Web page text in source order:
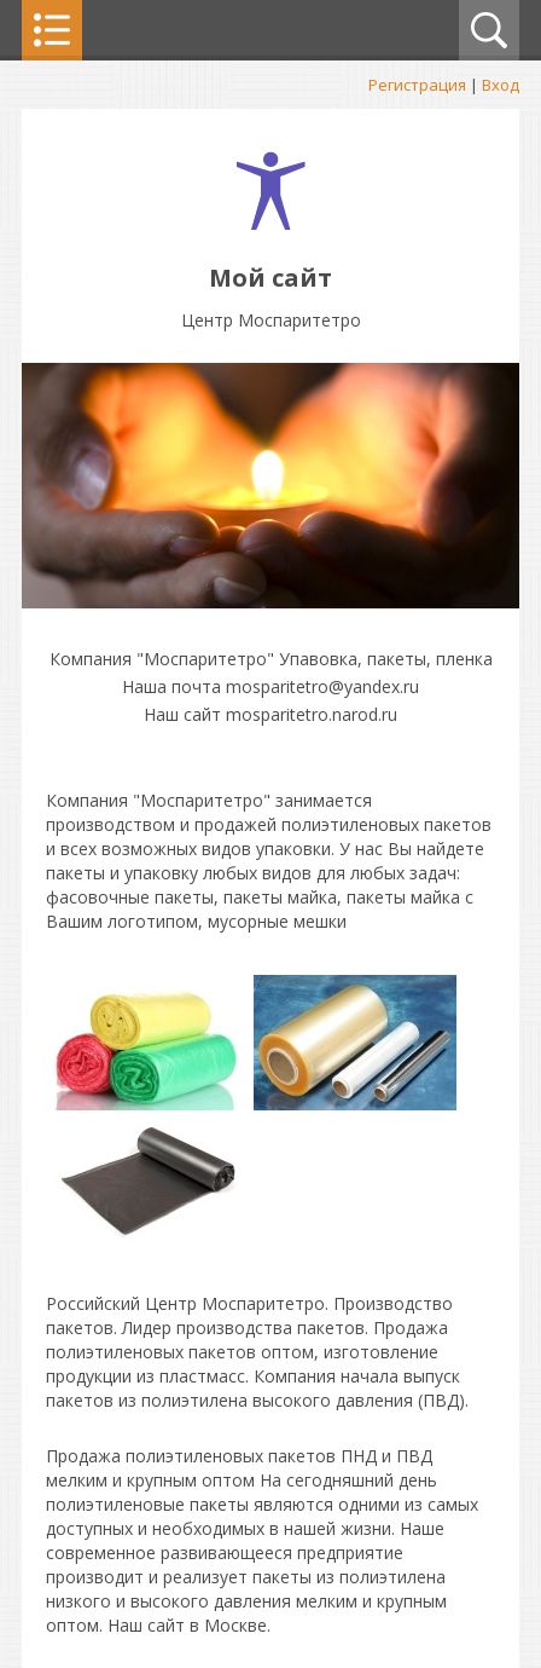
Регистрация | Вход
Мой сайт
Центр Моспаритетро
Компания "Моспаритетро" Упавовка, пакеты, пленка
Наша почта mosparitetro@yandex.ru
Наш сайт mosparitetro.narod.ru
Компания "Моспаритетро" занимается
производством и продажей полиэтиленовых пакетов
и всех возможных видов упаковки. У нас Вы найдете
пакеты и упаковку любых видов для любых задач:
фасовочные пакеты, пакеты майка, пакеты майка с
Вашим логотипом, мусорные мешки
Российский Центр Моспаритетро. Производство
пакетов. Лидер производства пакетов. Продажа
полиэтиленовых пакетов оптом, изготовление
продукции из пластмасс. Компания начала выпуск
пакетов из полиэтилена высокого давления (ПВД).
Продажа полиэтиленовых пакетов ПНД и ПВД
мелким и крупным оптом На сегодняшний день
полиэтиленовые пакеты являются одними из самых
доступных и необходимых в нашей жизни. Наше
современное развивающееся предприятие
производит и реализует пакеты из полиэтилена
низкого и высокого давления мелким и крупным
оптом. Наш сайт в Москве.